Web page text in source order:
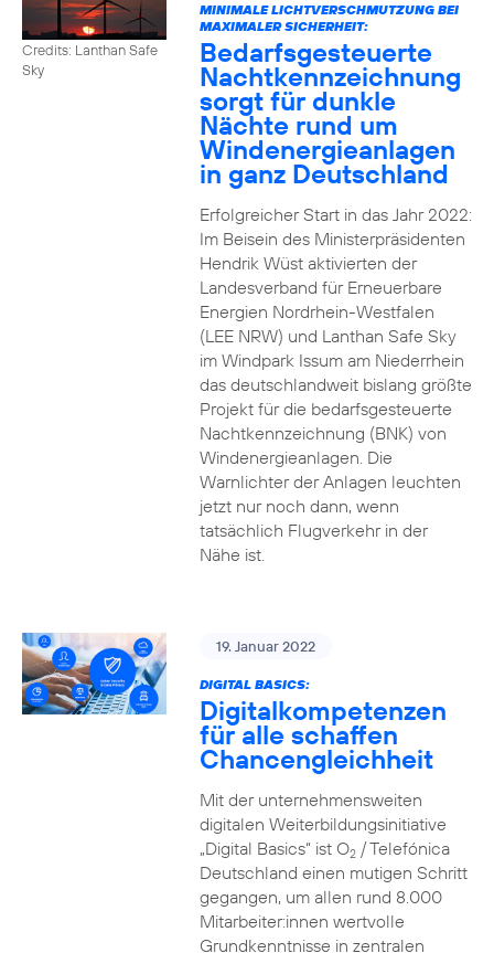
Credits: Lanthan Safe
Sky
MINIMALE LICHTVERSCHMUTZUNG BEI
MAXIMALER SICHERHEIT:
Bedarfsgesteuerte
Nachtkennzeichnung
sorgt für dunkle
Nächte rund um
Windenergieanlagen
in ganz Deutschland
Erfolgreicher Start in das Jahr 2022:
Im Beisein des Ministerpräsidenten
Hendrik Wüst aktivierten der
Landesverband für Erneuerbare
Energien Nordrhein-Westfalen
(LEE NRW) und Lanthan Safe Sky
im Windpark Issum am Niederrhein
das deutschlandweit bislang größte
Projekt für die bedarfsgesteuerte
Nachtkennzeichnung (BNK) von
Windenergieanlagen. Die
Warnlichter der Anlagen leuchten
jetzt nur noch dann, wenn
tatsächlich Flugverkehr in der
Nähe ist.
19. Januar 2022
DIGITAL BASICS:
Digitalkompetenzen
für alle schaffen
Chancengleichheit
Mit der unternehmensweiten
digitalen Weiterbildungsinitiative
„Digital Basics“ ist O2/ Telefónica
Deutschland einen mutigen Schritt
gegangen, um allen rund 8.000
Mitarbeiter:innen wertvolle
Grundkenntnisse in zentralen